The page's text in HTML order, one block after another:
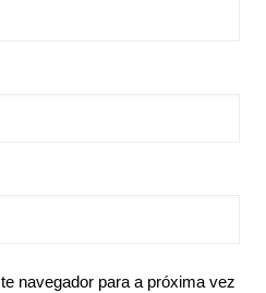
navegador para a próxima vez